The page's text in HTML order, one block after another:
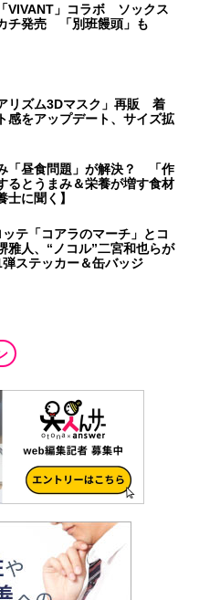
VIVANT」コラボ ソックス
チ発売 「別班饅頭」も
リズム3Dマスク」再販 着
感をアップデート、サイズ拡
「昼食問題」が解決？ 「作
るとうまみ＆栄養が増す食材
士に聞く】
ッテ「コアラのマーチ」とコ
人、“ノコル”二宮和也らが
ステッカー＆缶バッジ